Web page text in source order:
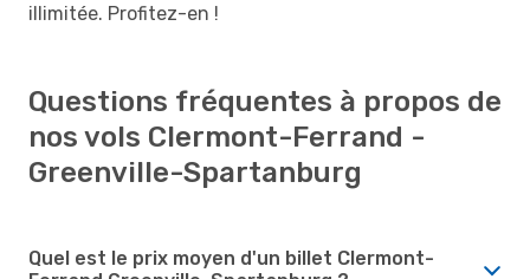
illimitée. Profitez-en !
Questions fréquentes à propos de
nos vols Clermont-Ferrand -
Greenville-Spartanburg
Quel est le prix moyen d'un billet Clermont-